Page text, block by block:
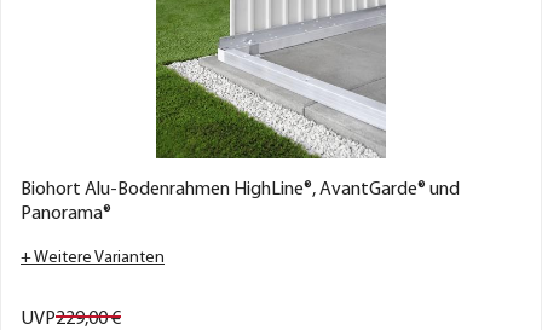
Biohort Alu-Bodenrahmen HighLine®, AvantGarde® und
Panorama®
+ Weitere Varianten
UVP229,00€